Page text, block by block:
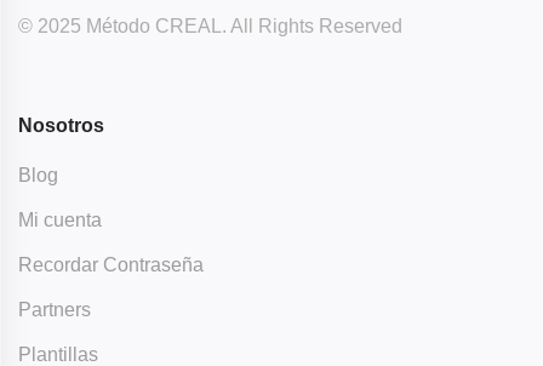
© 2025 Método CREAL. All Rights Reserved
Nosotros
Blog
Mi cuenta
Recordar Contraseña
Partners
Plantillas